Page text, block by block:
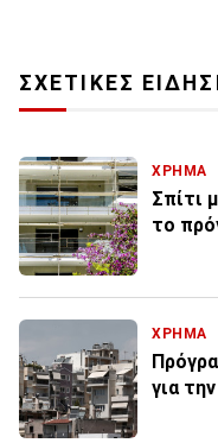
ΣΧΕΤΙΚΕΣ
ΧΡΗΜΑ
Σπίτι
το
ΧΡΗΜΑ
για